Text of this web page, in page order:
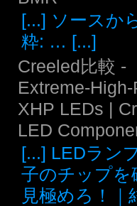
[...] ソースか
粋: … [...]
Creeled比較 -
Extreme-
XHP LEDs |
LED
[...] LEDラン
子のチップを
見極めろ！｜